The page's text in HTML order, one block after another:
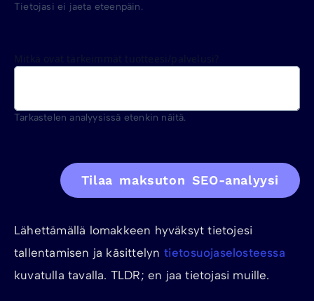
Tietojasi ei jaeta eteenpäin.
Tarkastelen analyysissä etenkin näitä.
Tilaa maksuton SEO-analyysi
Lähettämällä lomakkeen hyväksyt tietojesi
tallentamisen ja käsittelyn tietosuojaselosteessa
kuvatulla tavalla. TLDR; en jaa tietojasi muille.